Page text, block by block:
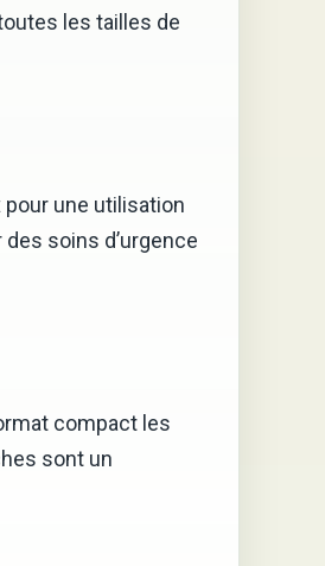
les tailles de
une utilisation
soins d’urgence
compact les
sont un